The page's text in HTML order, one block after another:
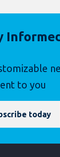
to you.
today